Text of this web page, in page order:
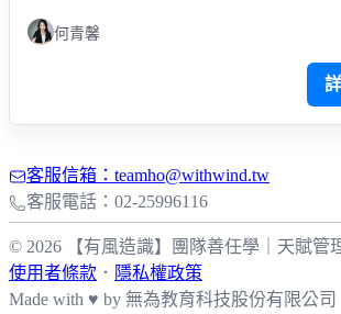
何青馨
客服信箱：teamho@withwind.tw
客服電話：02-25996116
© 2026 【有風造識】團隊善任學｜天賦管
使用者條款 ． 隱私權政策
Made with ♥ by 無為教育科技股份有限公司